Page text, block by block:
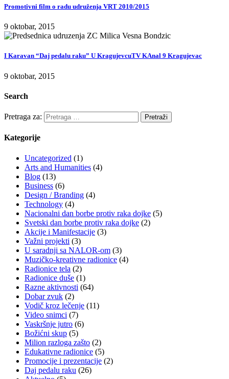
Promotivni film o radu udruženja VRT 2010/2015
9 oktobar, 2015
I Karavan “Daj pedalu raku” U KragujevcuTV KAnal 9 Kragujevac
9 oktobar, 2015
Search
Pretraga za:
Kategorije
Uncategorized (1)
Arts and Humanities (4)
Blog (13)
Business (6)
Design / Branding (4)
Technology (4)
Nacionalni dan borbe protiv raka dojke (5)
Svetski dan borbe protiv raka dojke (2)
Akcije i Manifestacije (3)
Važni projekti (3)
U saradnji sa NALOR-om (3)
Muzičko-kreativne radionice (4)
Radionice tela (2)
Radionice duše (1)
Razne aktivnosti (64)
Dobar zvuk (2)
Vodič kroz lečenje (11)
Video snimci (7)
Vaskršnje jutro (6)
Božićni skup (5)
Milion razloga zašto (2)
Edukativne radionice (5)
Promocije i prezentacije (2)
Daj pedalu raku (26)